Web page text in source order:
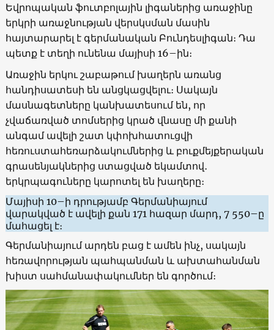
Եվրոպական ֆուտբոլային լիգաներից առաջինը
երկրի առաջնության վերսկսման մասին
հայտարարել է գերմանական Բունդեսլիգան։ Դա
պետք է տեղի ունենա մայիսի 16–ին։
Առաջին երկու շաբաթում խաղերն առանց
հանդիսատեսի են անցկացվելու։ Սակայն
մասնագետները կանխատեսում են, որ
չվաճառված տոմսերից կրած վնասը մի քանի
անգամ ավելի շատ կփոխհատուցվի
հեռուստահեռարձակումներից և բուքմեյքերական
գրասենյակներից ստացված եկամտով․
երկրպագուները կարոտել են խաղերը։
Մայիսի 10–ի դրությամբ Գերմանիայում
վարակված է ավելի քան 171 հազար մարդ, 7 550–ը
մահացել է։
Գերմանիայում արդեն բաց է ամեն ինչ, սակայն
հեռավորության պահպանման և ախտահանման
խիստ սահմանափակումներ են գործում։